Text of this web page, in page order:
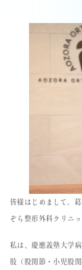
皆様はじめまして。
ぞら整形外科クリニ
私は、慶應義塾大学
肢（股関節・小児股